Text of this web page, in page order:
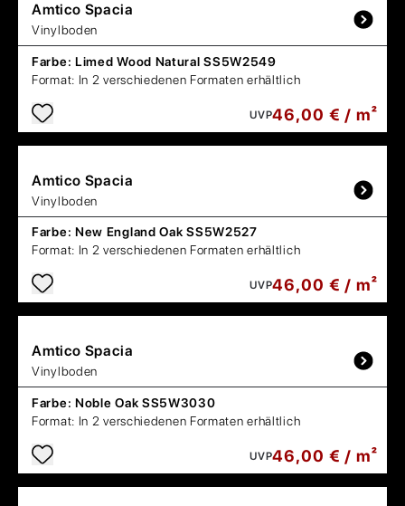
Amtico Spacia
Vinylboden
Farbe: Limed Wood Natural SS5W2549
Format: In 2 verschiedenen Formaten erhältlich
UVP46,00 € / m²
Amtico Spacia
Vinylboden
Farbe: New England Oak SS5W2527
Format: In 2 verschiedenen Formaten erhältlich
UVP46,00 € / m²
Amtico Spacia
Vinylboden
Farbe: Noble Oak SS5W3030
Format: In 2 verschiedenen Formaten erhältlich
UVP46,00 € / m²